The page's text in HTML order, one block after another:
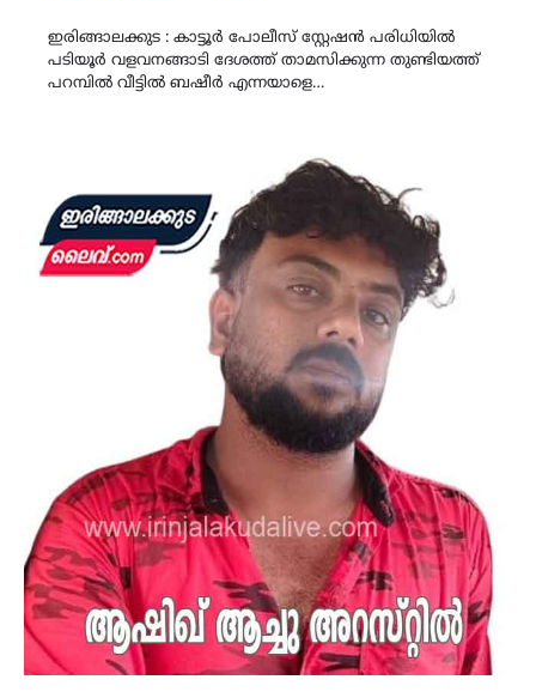
ഇരിങ്ങാലക്കുട : കാട്ടൂർ പോലീസ് സ്റ്റേഷൻ പരിധിയിൽ
പടിയൂർ വളവനങ്ങാടി ദേശത്ത് താമസിക്കുന്ന തുണ്ടിയത്ത്
പറമ്പിൽ വീട്ടിൽ ബഷീർ എന്നയാളെ…